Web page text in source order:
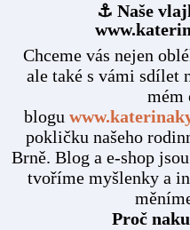
⚓ Naše
Chceme vás nejen
ale také s vámi sdílet
mém
blogu
pokličku našeho
Brně. Blog a e-shop
tvoříme myšlenky a
Proč